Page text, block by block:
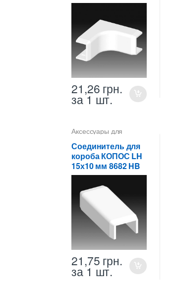
21,26 грн.
за 1 шт.
Аксессуары для
коробов
Соединитель для
короба КОПОС LH
15х10 мм 8682 HB
21,75 грн.
за 1 шт.